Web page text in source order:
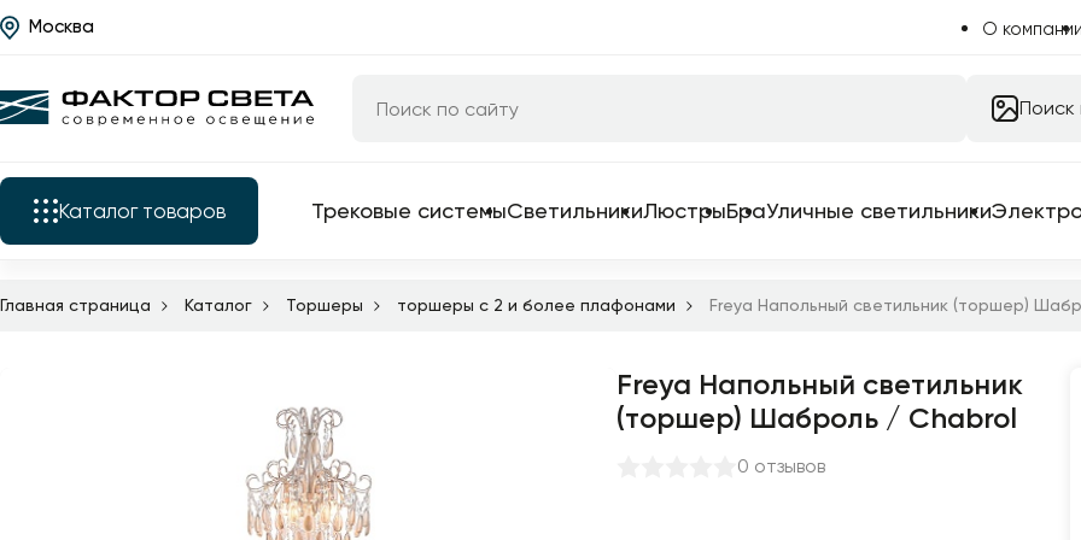
Москва О компании
Поиск
Каталог товаров
Все трековые системы
комплектующие для трековых систем
Трековые системыСветильникиЛюстрыБраУличные светильники
Главная страница Каталог Торшеры торшеры с 2 и более плафонами Freya Напольный светильник (торшер)
Freya Напольный светильник
(торшер) Шаброль / Chabrol
0 отзывов
Назад
Каталог